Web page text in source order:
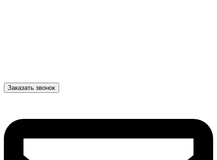
Заказать звонок